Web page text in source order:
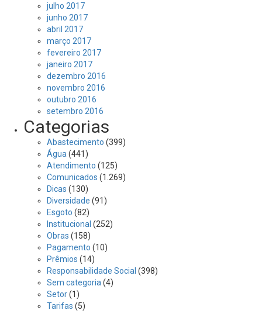
julho 2017
junho 2017
abril 2017
março 2017
fevereiro 2017
janeiro 2017
dezembro 2016
novembro 2016
outubro 2016
setembro 2016
Categorias
Abastecimento (399)
Água (441)
Atendimento (125)
Comunicados (1.269)
Dicas (130)
Diversidade (91)
Esgoto (82)
Institucional (252)
Obras (158)
Pagamento (10)
Prêmios (14)
Responsabilidade Social (398)
Sem categoria (4)
Setor(1)
Tarifas (5)